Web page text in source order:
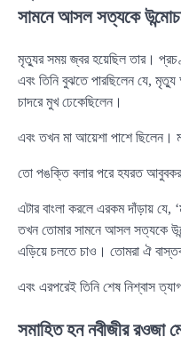
সামনে আসল সত্যকে
মৃত্যুর সময় জ্বর হয়েছিল তার।
এবং তিনি বুঝতে পারছিলেন যে,
চাদরে মুখ ঢেকেছিলেন।
এবং তখন মা আয়েশা পাশে ছিলেন।
তো পঙক্তি বলার পরে হযরত আবুবকর
এটার বাংলা করলে এরকম দাঁড়ায়
তখন তোমার সামনে আসল সত্যকে
এড়িয়ে চলতে চাও। তোমরা ঐ
এবং এরপরেই তিনি শেষ নিশ্বাস
সমাহিত হন নবীজীর রওজা